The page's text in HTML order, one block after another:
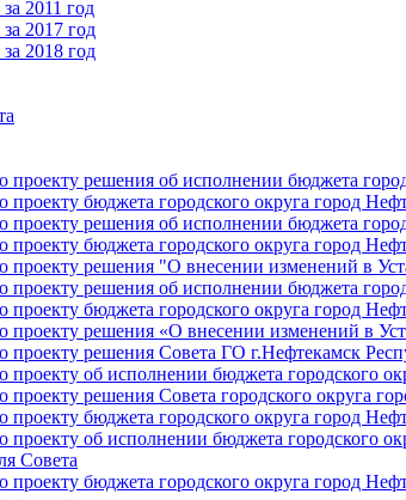
2011 год
2017 год
2018 год
решения об исполнении бюджета
бюджета городского округа город
решения об исполнении бюджета
бюджета городского округа город
решения "О внесении изменений в
решения об исполнении бюджета
бюджета городского округа город
решения «О внесении изменений в
решения Совета ГО г.Нефтекамск
об исполнении бюджета городского
решения Совета городского округа
бюджета городского округа город
об исполнении бюджета городского
Совета
бюджета городского округа город